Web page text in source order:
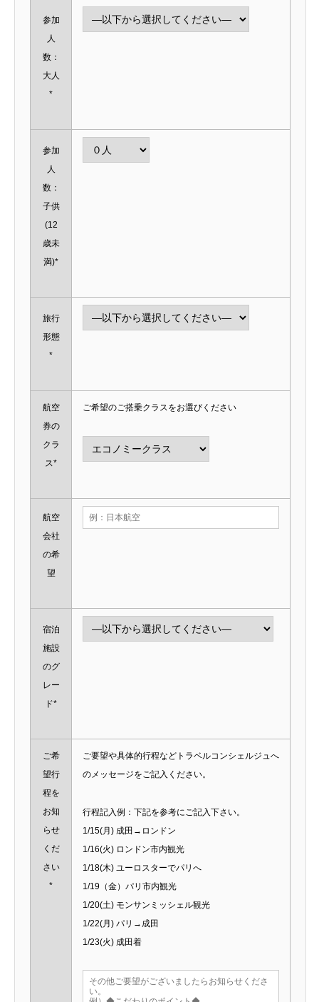
参加
人
数：
大人
*
参加
人
数：
子供
(12
歳未
満)*
旅行
形態
*
航空
券の
クラ
ス*
ご希望のご搭乗クラスをお選びください
航空
会社
の希
望
宿泊
施設
のグ
レー
ド*
ご希
望行
程を
お知
らせ
くだ
さい
*
ご要望や具体的行程などトラベルコンシェルジュへ
のメッセージをご記入ください。
行程記入例：下記を参考にご記入下さい。
1/15(月) 成田→ロンドン
1/16(火) ロンドン市内観光
1/18(木) ユーロスターでパリへ
1/19（金）パリ市内観光
1/20(土) モンサンミッシェル観光
1/22(月) パリ→成田
1/23(火) 成田着